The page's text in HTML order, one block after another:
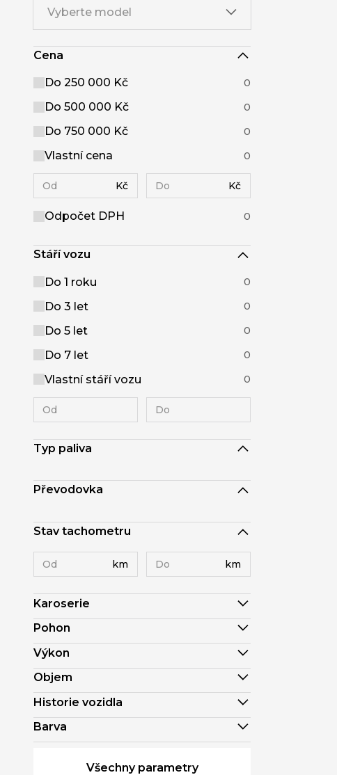
Vyberte model
Cena
Do 250 000 Kč 0
Do 500 000 Kč 0
Do 750 000 Kč 0
Vlastní cena 0
Kč Kč
Odpočet DPH 0
Stáří vozu
Do 1 roku 0
Do 3 let 0
Do 5 let 0
Do 7 let 0
Vlastní stáří vozu 0
Typ paliva
Převodovka
Stav tachometru
km km
Karoserie
Pohon
Výkon
Objem
Historie vozidla
Barva
Všechny parametry